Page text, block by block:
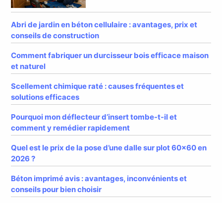
Abri de jardin en béton cellulaire : avantages, prix et
conseils de construction
Comment fabriquer un durcisseur bois efficace maison
et naturel
Scellement chimique raté : causes fréquentes et
solutions efficaces
Pourquoi mon déflecteur d’insert tombe-t-il et
comment y remédier rapidement
Quel est le prix de la pose d’une dalle sur plot 60×60 en
2026 ?
Béton imprimé avis : avantages, inconvénients et
conseils pour bien choisir